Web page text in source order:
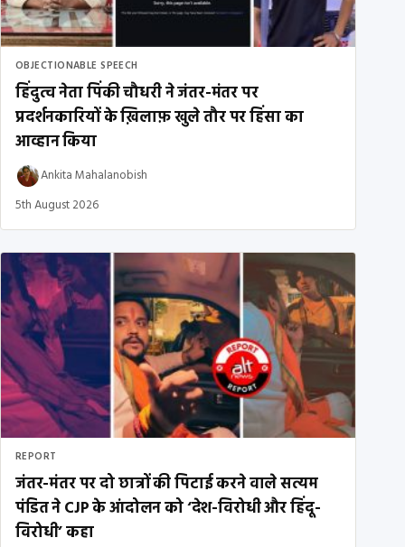
OBJECTIONABLE SPEECH
हिंदुत्व नेता पिंकी चौधरी ने जंतर-मंतर पर
प्रदर्शनकारियों के ख़िलाफ़ खुले तौर पर हिंसा का
आव्हान किया
Ankita Mahalanobish
5th August 2026
REPORT
जंतर-मंतर पर दो छात्रों की पिटाई करने वाले सत्यम
पंडित ने CJP के आंदोलन को ‘देश-विरोधी और हिंदू-
विरोधी’ कहा